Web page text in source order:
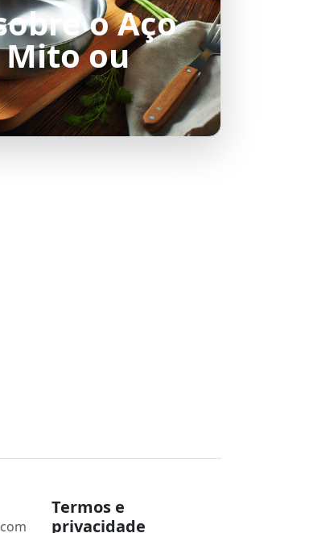
o Aço
ou
Termos e
privacidade